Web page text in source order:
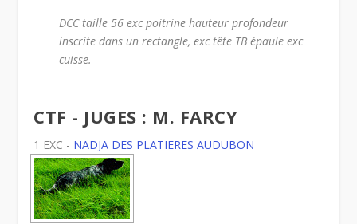
DCC taille 56 exc poitrine hauteur profondeur
inscrite dans un rectangle, exc tête TB épaule exc
cuisse.
CTF - JUGES : M. FARCY
1 EXC - NADJA DES PLATIERES AUDUBON